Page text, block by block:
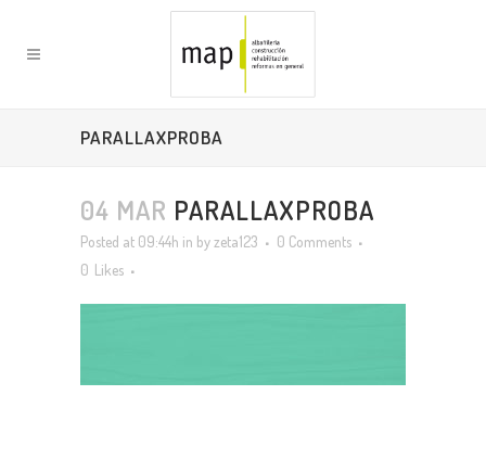
PARALLAXPROBA
04 MAR PARALLAXPROBA
Posted at 09:44h in byzeta123
0 Comments
0 Likes